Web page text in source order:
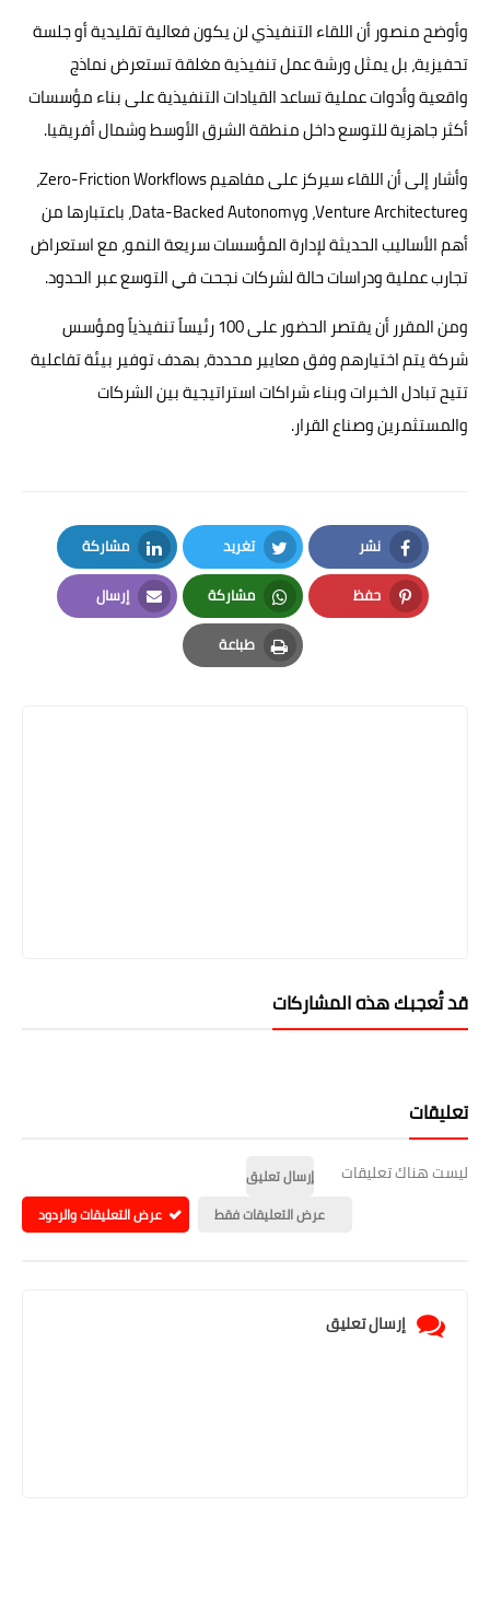
وأوضح منصور أن اللقاء التنفيذي لن يكون فعالية تقليدية أو جلسة
تحفيزية، بل يمثل ورشة عمل تنفيذية مغلقة تستعرض نماذج
واقعية وأدوات عملية تساعد القيادات التنفيذية على بناء مؤسسات
أكثر جاهزية للتوسع داخل منطقة الشرق الأوسط وشمال أفريقيا.
وأشار إلى أن اللقاء سيركز على مفاهيم Zero-Friction Workflows،
وVenture Architecture، وData-Backed Autonomy، باعتبارها من
أهم الأساليب الحديثة لإدارة المؤسسات سريعة النمو، مع استعراض
تجارب عملية ودراسات حالة لشركات نجحت في التوسع عبر الحدود.
ومن المقرر أن يقتصر الحضور على 100 رئيساً تنفيذياً ومؤسس
شركة يتم اختيارهم وفق معايير محددة، بهدف توفير بيئة تفاعلية
تتيح تبادل الخبرات وبناء شراكات استراتيجية بين الشركات
والمستثمرين وصناع القرار.
نشر
Facebook
تغريد
Twitter
مشاركة
LinkedIn
حفظ
Pinterest
مشاركة
Whatsapp
إرسال
Email
طباعة
Print
قد تُعجبك هذه المشاركات
تعليقات
ليست هناك تعليقات
إرسال تعليق
عرض التعليقات فقط
عرض التعليقات والردود
إرسال تعليق